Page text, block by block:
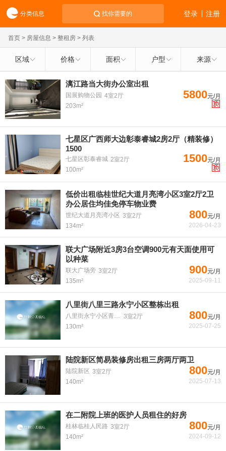
分类信息 找你需要的 注册
登录
首页 > 房屋信息 > 整租房 > 列表
区域 价格 面积 户型 来源
漓江路当大街办公室出租
国展购物公园 4室2厅
203m²
5800元/月
七星区广西师大边彰泰睿城2房2厅（精装修）
1500
七星区彰泰睿城 2室2厅
100m²
1500元/月
低价出租临桂世纪大道月亮湾小区3室2厅2卫
办公居住均佳免停车物业费
世纪大道月亮湾小区 3室2厅
134m²
800元/月
2026-04-23
联大广场附近3房3台空调900元有天面使用可
以种菜
联大广场旁 3室2厅
135m²
900元/月
2025-09-11
八里街八里三路永宁小区整栋出租
八里街永宁小区青云巷3室2厅
130m²
800元/月
2025-07-25
陆院新区简易装修房出租三房两厅两卫
陆院新区 3室2厅
140m²
800元/月
2025-07-13
在二附院上班的医护人员租住的好房
桂林临桂人民路 3室2厅
140m²
800元/月
2024-09-12